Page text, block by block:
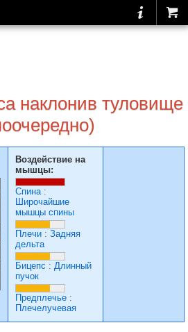
наклонив туловище
Воздействие на
мышцы:
Спина:
Широчайшие
мышцы спины
Плечи : Задняя
дельта
Бицепс : Длинный
пучок
Предплечье :
Плечелучевая